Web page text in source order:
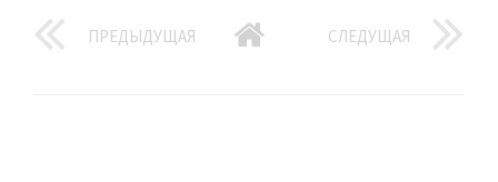
ПРЕДЫДУЩАЯ СЛЕДУЩАЯ